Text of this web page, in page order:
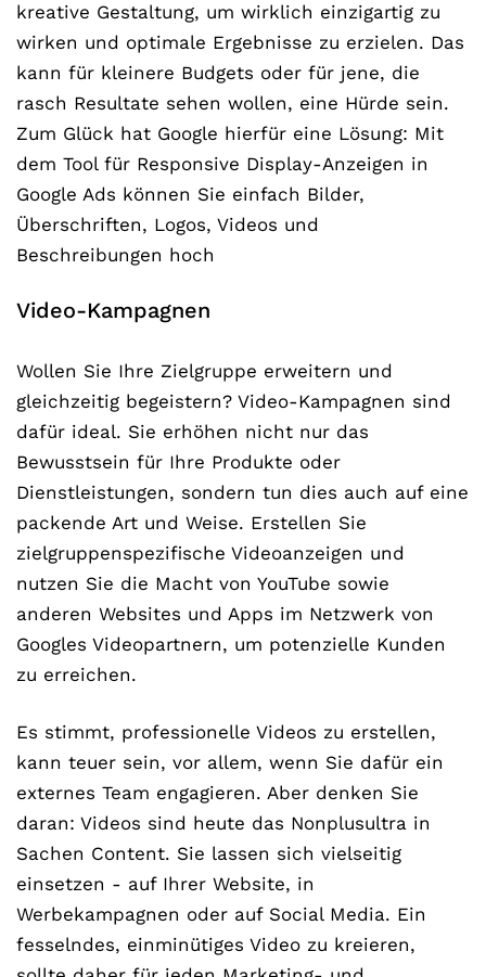
kreative Gestaltung, um wirklich einzigartig zu
wirken und optimale Ergebnisse zu erzielen. Das
kann für kleinere Budgets oder für jene, die
rasch Resultate sehen wollen, eine Hürde sein.
Zum Glück hat Google hierfür eine Lösung: Mit
dem Tool für Responsive Display-Anzeigen in
Google Ads können Sie einfach Bilder,
Überschriften, Logos, Videos und
Beschreibungen hoch
Video-Kampagnen
Wollen Sie Ihre Zielgruppe erweitern und
gleichzeitig begeistern? Video-Kampagnen sind
dafür ideal. Sie erhöhen nicht nur das
Bewusstsein für Ihre Produkte oder
Dienstleistungen, sondern tun dies auch auf eine
packende Art und Weise. Erstellen Sie
zielgruppenspezifische Videoanzeigen und
nutzen Sie die Macht von YouTube sowie
anderen Websites und Apps im Netzwerk von
Googles Videopartnern, um potenzielle Kunden
zu erreichen.
Es stimmt, professionelle Videos zu erstellen,
kann teuer sein, vor allem, wenn Sie dafür ein
externes Team engagieren. Aber denken Sie
daran: Videos sind heute das Nonplusultra in
Sachen Content. Sie lassen sich vielseitig
einsetzen - auf Ihrer Website, in
Werbekampagnen oder auf Social Media. Ein
fesselndes, einminütiges Video zu kreieren,